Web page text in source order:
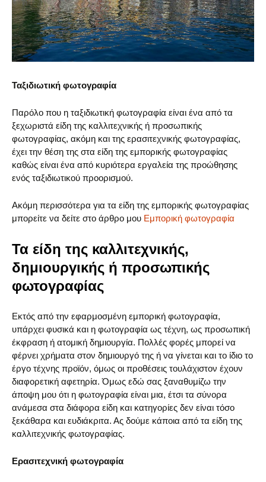
Ταξιδιωτική φωτογραφία
Παρόλο που η ταξιδιωτική φωτογραφία είναι ένα από τα
ξεχωριστά είδη της καλλιτεχνικής ή προσωπικής
φωτογραφίας, ακόμη και της ερασιτεχνικής φωτογραφίας,
έχει την θέση της στα είδη της εμπορικής φωτογραφίας
καθώς είναι ένα από κυριότερα εργαλεία της προώθησης
ενός ταξιδιωτικού προορισμού.
Ακόμη περισσότερα για τα είδη της εμπορικής φωτογραφίας
μπορείτε να δείτε στο άρθρο μου Εμπορική φωτογραφία
Τα είδη της καλλιτεχνικής,
δημιουργικής ή προσωπικής
φωτογραφίας
Εκτός από την εφαρμοσμένη εμπορική φωτογραφία,
υπάρχει φυσικά και η φωτογραφία ως τέχνη, ως προσωπική
έκφραση ή ατομική δημιουργία. Πολλές φορές μπορεί να
φέρνει χρήματα στον δημιουργό της ή να γίνεται και το ίδιο το
έργο τέχνης προϊόν, όμως οι προθέσεις τουλάχιστον έχουν
διαφορετική αφετηρία. Όμως εδώ σας ξαναθυμίζω την
άποψη μου ότι η φωτογραφία είναι μια, έτσι τα σύνορα
ανάμεσα στα διάφορα είδη και κατηγορίες δεν είναι τόσο
ξεκάθαρα και ευδιάκριτα. Ας δούμε κάποια από τα είδη της
καλλιτεχνικής φωτογραφίας.
Ερασιτεχνική φωτογραφία